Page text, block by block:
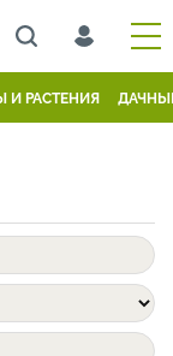
И РАСТЕНИЯ